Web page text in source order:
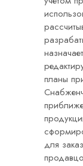
планы
для